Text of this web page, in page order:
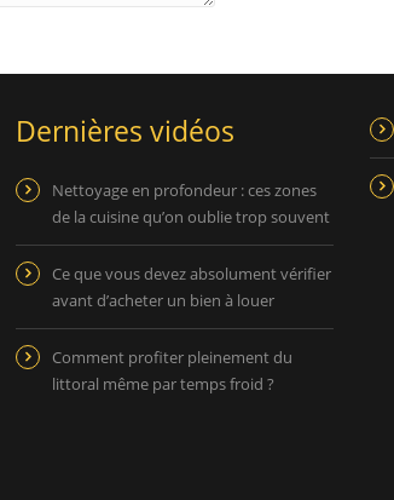
Dernières vidéos
Nettoyage en profondeur : ces zones
de la cuisine qu’on oublie trop souvent
Ce que vous devez absolument vérifier
avant d’acheter un bien à louer
Comment profiter pleinement du
littoral même par temps froid ?